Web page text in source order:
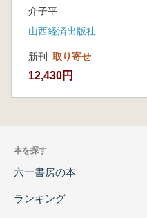
介子平
山西経済出版社
新刊 取り寄せ
12,430円
本を探す
六一書房の本
ランキング